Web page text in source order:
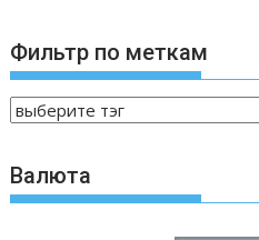
Фильтр по меткам
Валюта